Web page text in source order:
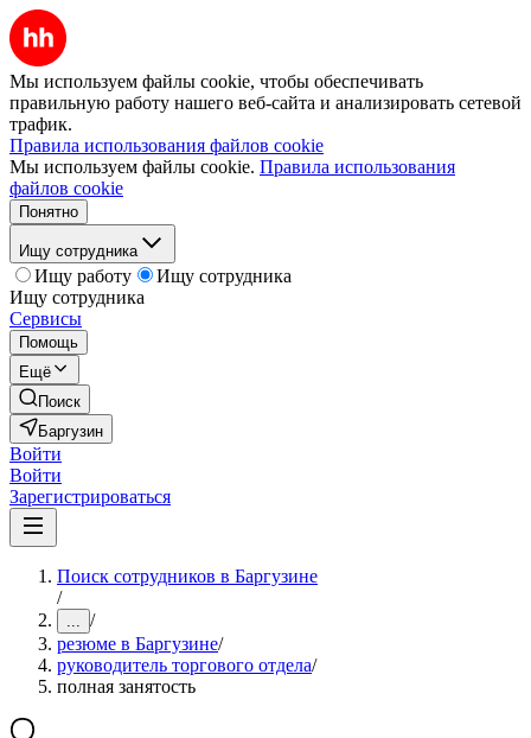
Мы используем файлы cookie, чтобы обеспечивать
правильную работу нашего веб-сайта и анализировать сетевой
трафик.
Правила использования файлов cookie
Мы используем файлы cookie. Правила использования
файлов cookie
Понятно
Ищу сотрудника
Ищу работу
Ищу сотрудника
Ищу сотрудника
Сервисы
Помощь
Ещё
Поиск
Баргузин
Войти
Войти
Зарегистрироваться
Поиск сотрудников в Баргузине
/
... /
резюме в Баргузине/
руководитель торгового отдела/
полная занятость